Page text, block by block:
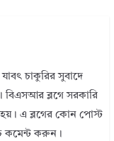
চাকুরির সুবাদে
বিএসআর ব্লগে সরকারি
এ ব্লগের কোন পোস্ট
কমেন্ট করুন।